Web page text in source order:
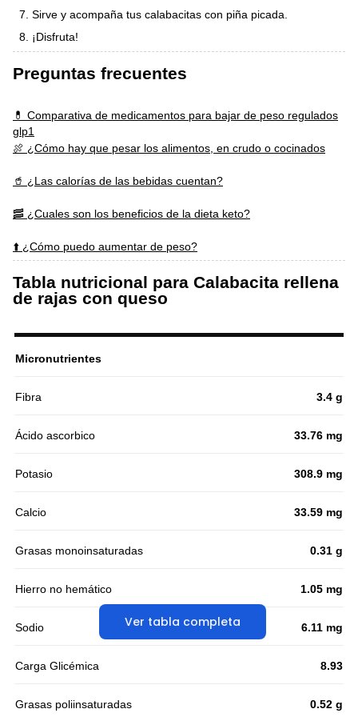
Sirve y acompaña tus calabacitas con piña picada.
¡Disfruta!
Preguntas frecuentes
💊 Comparativa de medicamentos para bajar de peso regulados
glp1
🍖 ¿Cómo hay que pesar los alimentos, en crudo o cocinados
🥤 ¿Las calorías de las bebidas cuentan?
🥓 ¿Cuales son los beneficios de la dieta keto?
⬆️ ¿Cómo puedo aumentar de peso?
Tabla nutricional para Calabacita rellena
de rajas con queso
Ver tabla completa
Micronutrientes
Fibra 3.4 g
Ácido ascorbico 33.76 mg
Potasio 308.9 mg
Calcio 33.59 mg
Grasas monoinsaturadas 0.31 g
Hierro no hemático 1.05 mg
Sodio 6.11 mg
Carga Glicémica 8.93
Grasas poliinsaturadas 0.52 g